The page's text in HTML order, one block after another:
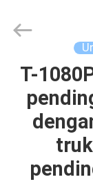
RUMAH
PRODUK
TENTANG
INDUSTRY
Reserved.T-